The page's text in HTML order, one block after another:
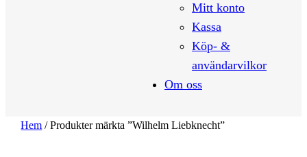
Mitt konto
Kassa
Köp- &
användarvilkor
Om oss
Hem / Produkter märkta ”Wilhelm Liebknecht”